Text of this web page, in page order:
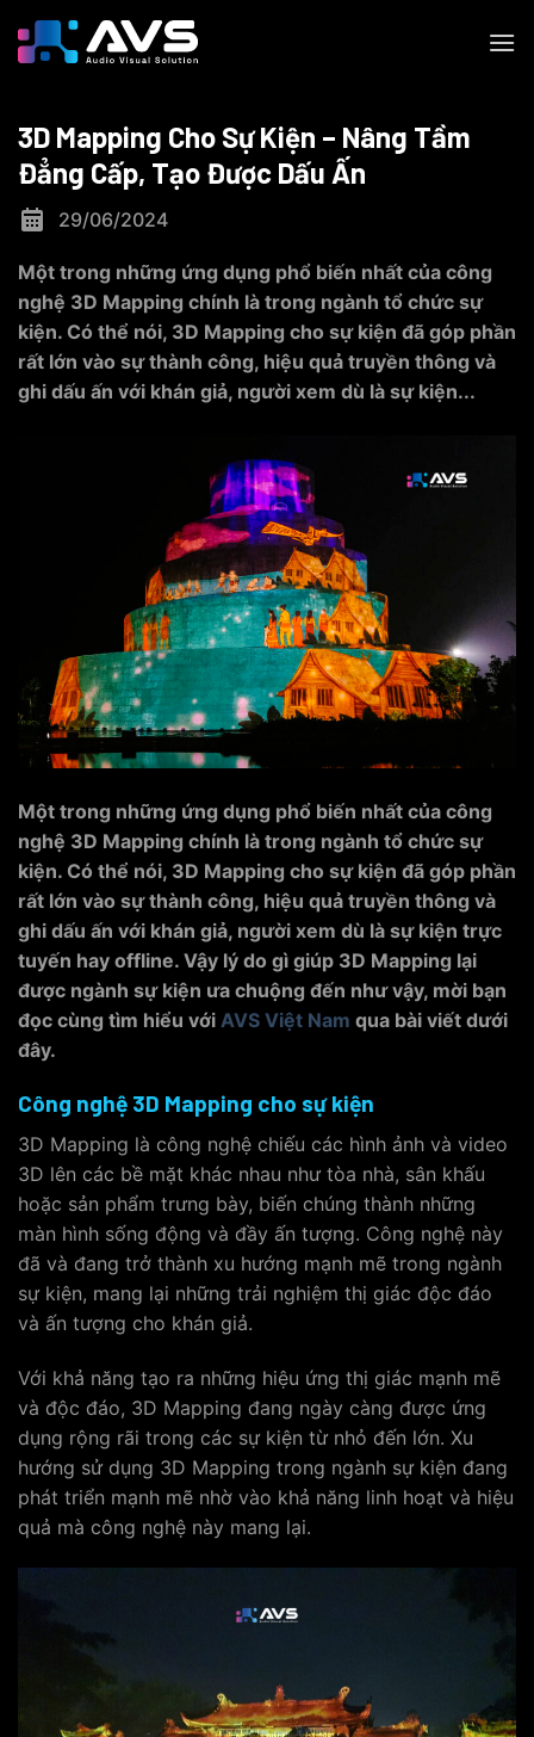
3D Mapping Cho Sự Kiện – Nâng Tầm
Đẳng Cấp, Tạo Được Dấu Ấn
29/06/2024
Một trong những ứng dụng phổ biến nhất của công
nghệ 3D Mapping chính là trong ngành tổ chức sự
kiện. Có thể nói, 3D Mapping cho sự kiện đã góp phần
rất lớn vào sự thành công, hiệu quả truyền thông và
ghi dấu ấn với khán giả, người xem dù là sự kiện...
Một trong những ứng dụng phổ biến nhất của công
nghệ 3D Mapping chính là trong ngành tổ chức sự
kiện. Có thể nói, 3D Mapping cho sự kiện đã góp phần
rất lớn vào sự thành công, hiệu quả truyền thông và
ghi dấu ấn với khán giả, người xem dù là sự kiện trực
tuyến hay offline. Vậy lý do gì giúp 3D Mapping lại
được ngành sự kiện ưa chuộng đến như vậy, mời bạn
đọc cùng tìm hiểu với AVS Việt Nam qua bài viết dưới
đây.
Công nghệ 3D Mapping cho sự kiện
3D Mapping là công nghệ chiếu các hình ảnh và video
3D lên các bề mặt khác nhau như tòa nhà, sân khấu
hoặc sản phẩm trưng bày, biến chúng thành những
màn hình sống động và đầy ấn tượng. Công nghệ này
đã và đang trở thành xu hướng mạnh mẽ trong ngành
sự kiện, mang lại những trải nghiệm thị giác độc đáo
và ấn tượng cho khán giả.
Với khả năng tạo ra những hiệu ứng thị giác mạnh mẽ
và độc đáo, 3D Mapping đang ngày càng được ứng
dụng rộng rãi trong các sự kiện từ nhỏ đến lớn. Xu
hướng sử dụng 3D Mapping trong ngành sự kiện đang
phát triển mạnh mẽ nhờ vào khả năng linh hoạt và hiệu
quả mà công nghệ này mang lại.